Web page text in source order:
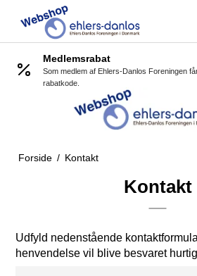
Medlemsrabat
Som medlem af Ehlers-Danlos Foreningen
rabatkode.
Forside / Kontakt
Kontakt
Udfyld nedenstående
henvendelse vil blive besvaret